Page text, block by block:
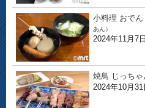
小料理 おでん
あん）
2024年11月7
焼鳥 じっちゃ
2024年10月